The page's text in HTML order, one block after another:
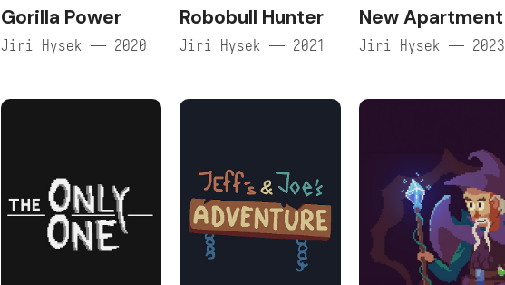
Gorilla Power
Jiri Hysek — 2020
Robobull Hunter
Jiri Hysek — 2021
New Apartment
Jiri Hysek — 2023